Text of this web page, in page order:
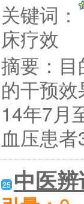
关键词：
床疗效
摘要：
的干预
14年7月
血压患
25 中医